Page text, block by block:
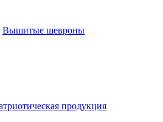
Вышитые шевроны
продукция